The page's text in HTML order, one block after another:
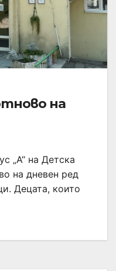
на
„А“ на Детска
на дневен ред
Децата, които